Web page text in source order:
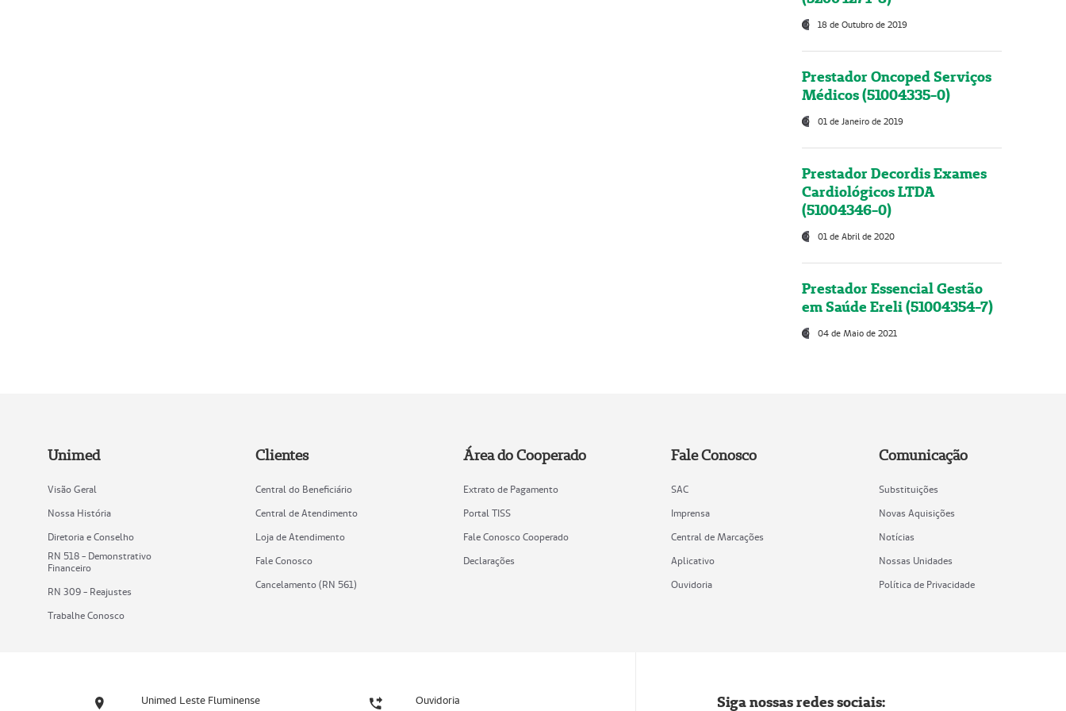
18 de Outubro de 2019
Prestador Oncoped Serviços
Médicos (51004335-0)
01 de Janeiro de 2019
Prestador Decordis Exames
Cardiológicos LTDA
(51004346-0)
01 de Abril de 2020
Prestador Essencial Gestão
em Saúde Ereli (51004354-7)
04 de Maio de 2021
Unimed
Visão Geral
Nossa História
Diretoria e Conselho
RN 518 - Demonstrativo
Financeiro
RN 309 - Reajustes
Trabalhe Conosco
Clientes
Central do Beneficiário
Central de Atendimento
Loja de Atendimento
Fale Conosco
Cancelamento (RN 561)
Área do Cooperado
Extrato de Pagamento
Portal TISS
Fale Conosco Cooperado
Declarações
Fale Conosco
SAC
Imprensa
Central de Marcações
Aplicativo
Ouvidoria
Comunicação
Substituições
Novas Aquisições
Notícias
Nossas Unidades
Política de Privacidade
Unimed Leste Fluminense Ouvidoria Siga nossas redes sociais: